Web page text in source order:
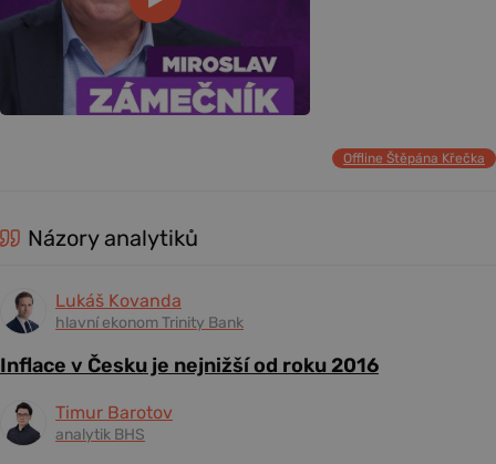
Offline Štěpána Křečka
Názory analytiků
Lukáš Kovanda
hlavní ekonom Trinity Bank
Inflace v Česku je nejnižší od roku 2016
Timur Barotov
analytik BHS